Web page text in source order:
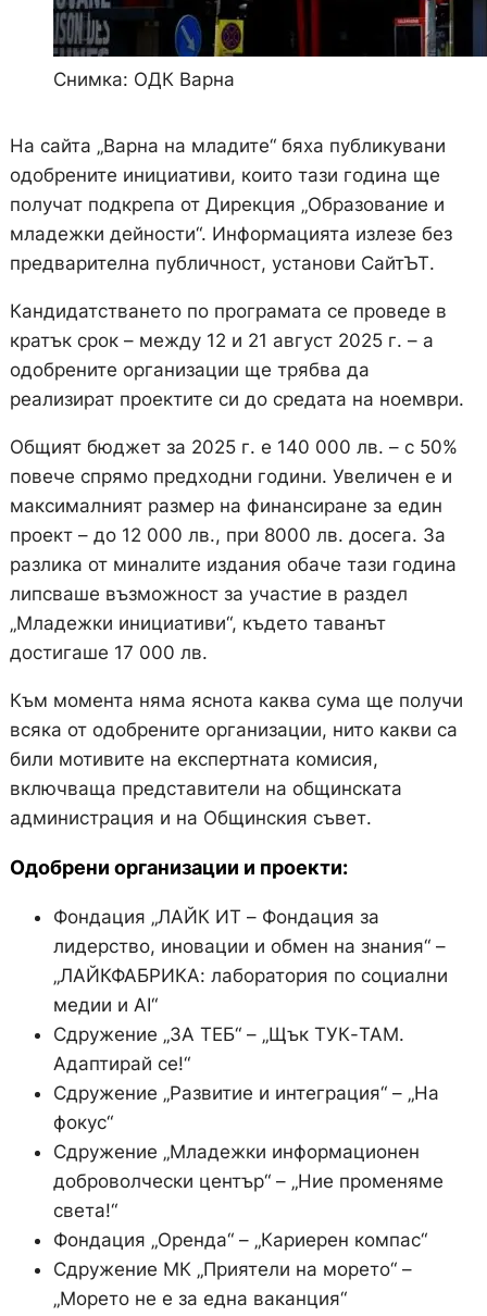
Снимка: ОДК Варна
На сайта „Варна на младите“ бяха публикувани
одобрените инициативи, които тази година ще
получат подкрепа от Дирекция „Образование и
младежки дейности“. Информацията излезе без
предварителна публичност, установи СайтЪТ.
Кандидатстването по програмата се проведе в
кратък срок – между 12 и 21 август 2025 г. – а
одобрените организации ще трябва да
реализират проектите си до средата на ноември.
Общият бюджет за 2025 г. е 140 000 лв. – с 50%
повече спрямо предходни години. Увеличен е и
максималният размер на финансиране за един
проект – до 12 000 лв., при 8000 лв. досега. За
разлика от миналите издания обаче тази година
липсваше възможност за участие в раздел
„Младежки инициативи“, където таванът
достигаше 17 000 лв.
Към момента няма яснота каква сума ще получи
всяка от одобрените организации, нито какви са
били мотивите на експертната комисия,
включваща представители на общинската
администрация и на Общинския съвет.
Одобрени организации и проекти:
Фондация „ЛАЙК ИТ – Фондация за
лидерство, иновации и обмен на знания“ –
„ЛАЙКФАБРИКА: лаборатория по социални
медии и AI“
Сдружение „ЗА ТЕБ“ – „Щък ТУК-ТАМ.
Адаптирай се!“
Сдружение „Развитие и интеграция“ – „На
фокус“
Сдружение „Младежки информационен
доброволчески център“ – „Ние променяме
света!“
Фондация „Оренда“ – „Кариерен компас“
Сдружение МК „Приятели на морето“ –
„Морето не е за една ваканция“